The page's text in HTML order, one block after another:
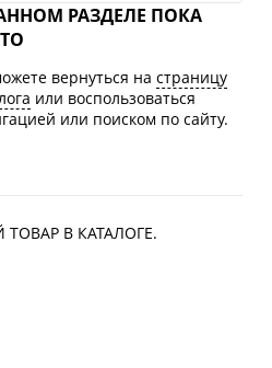
РАЗДЕЛЕ ПОКА
вернуться на страницу
или воспользоваться
или поиском по сайту.
В КАТАЛОГЕ.